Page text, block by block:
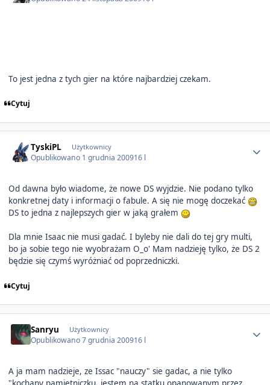
To jest jedna z tych gier na które najbardziej czekam.
Cytuj
TyskiPL Użytkownicy
Opublikowano 1 grudnia 200916 l
Od dawna było wiadome, że nowe DS wyjdzie. Nie podano tylko
konkretnej daty i informacji o fabule. A się nie mogę doczekać
DS to jedna z najlepszych gier w jaką grałem
Dla mnie Isaac nie musi gadać. I byleby nie dali do tej gry multi,
bo ja sobie tego nie wyobrażam O_o' Mam nadzieję tylko, że DS 2
będzie się czymś wyróżniać od poprzedniczki.
Cytuj
Sanryu Użytkownicy
Opublikowano7 grudnia 200916 l
A ja mam nadzieje, ze Issac "nauczy" sie gadac, a nie tylko